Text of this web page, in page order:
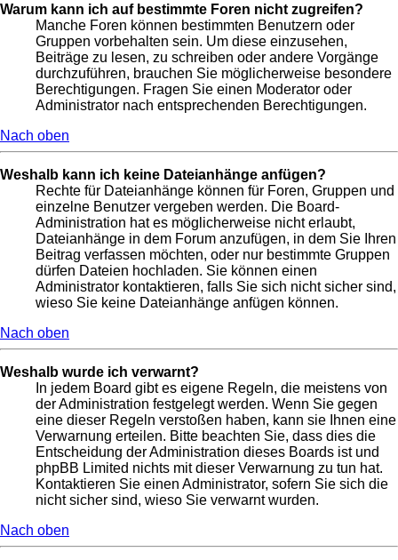
Warum kann ich auf bestimmte Foren nicht zugreifen?
Manche Foren können bestimmten Benutzern oder
Gruppen vorbehalten sein. Um diese einzusehen,
Beiträge zu lesen, zu schreiben oder andere Vorgänge
durchzuführen, brauchen Sie möglicherweise besondere
Berechtigungen. Fragen Sie einen Moderator oder
Administrator nach entsprechenden Berechtigungen.
Nach oben
Weshalb kann ich keine Dateianhänge anfügen?
Rechte für Dateianhänge können für Foren, Gruppen und
einzelne Benutzer vergeben werden. Die Board-
Administration hat es möglicherweise nicht erlaubt,
Dateianhänge in dem Forum anzufügen, in dem Sie Ihren
Beitrag verfassen möchten, oder nur bestimmte Gruppen
dürfen Dateien hochladen. Sie können einen
Administrator kontaktieren, falls Sie sich nicht sicher sind,
wieso Sie keine Dateianhänge anfügen können.
Nach oben
Weshalb wurde ich verwarnt?
In jedem Board gibt es eigene Regeln, die meistens von
der Administration festgelegt werden. Wenn Sie gegen
eine dieser Regeln verstoßen haben, kann sie Ihnen eine
Verwarnung erteilen. Bitte beachten Sie, dass dies die
Entscheidung der Administration dieses Boards ist und
phpBB Limited nichts mit dieser Verwarnung zu tun hat.
Kontaktieren Sie einen Administrator, sofern Sie sich die
nicht sicher sind, wieso Sie verwarnt wurden.
Nach oben